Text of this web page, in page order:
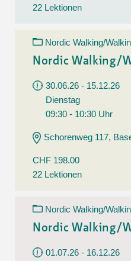
22 Lektionen
Nordic Walking/
Nordic Walking/
30.06.26 - 15.12.26
Dienstag
09:30 - 10:30 Uhr
Schorenweg 117,
CHF 198.00
22 Lektionen
Nordic Walking/
Nordic Walking/
01.07.26 - 16.12.26